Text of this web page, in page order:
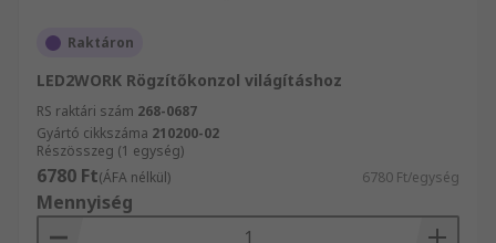
Raktáron
LED2WORK Rögzítőkonzol világításhoz
RS raktári szám 268-0687
Gyártó cikkszáma 210200-02
Részösszeg (1 egység)
6780 Ft(ÁFA nélkül) 6780 Ft/egység
Mennyiség